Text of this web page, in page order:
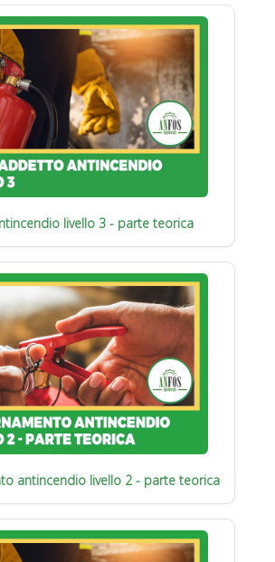
livello 3 - parte teorica
antincendio livello 2 - parte teorica